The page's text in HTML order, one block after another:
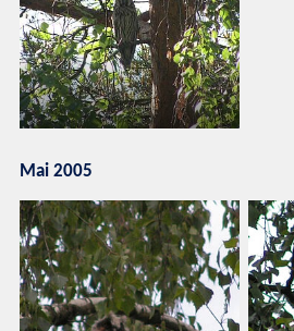
Mai 2005